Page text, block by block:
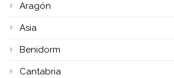
Aragón
Asia
Benidorm
Cantabria